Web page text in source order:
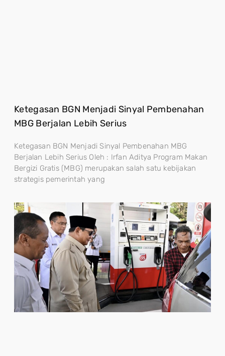
Ketegasan BGN Menjadi Sinyal Pembenahan
MBG Berjalan Lebih Serius
Ketegasan BGN Menjadi Sinyal Pembenahan MBG
Berjalan Lebih Serius Oleh : Irfan Aditya Program Makan
Bergizi Gratis (MBG) merupakan salah satu kebijakan
strategis pemerintah yang